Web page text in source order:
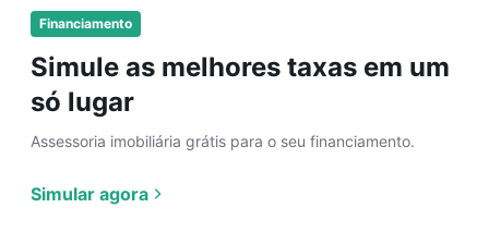
Financiamento
Simule as melhores taxas em um
só lugar
Assessoria imobiliária grátis para o seu financiamento.
Simular agora